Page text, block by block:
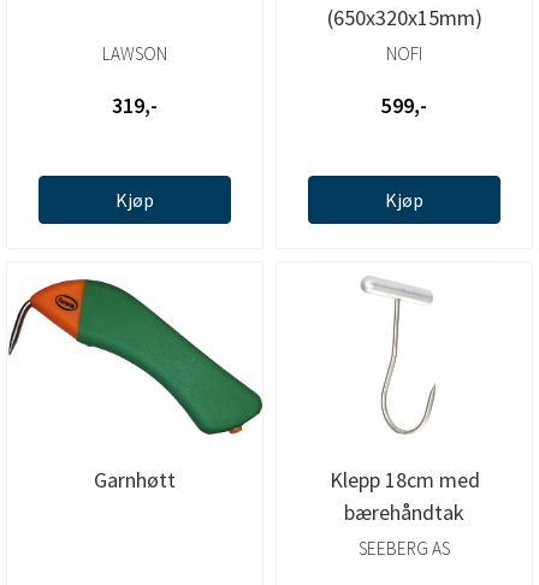
LAWSON
319,-
Kjøp
(650x320x15mm)
NOFI
599,-
Kjøp
Garnhøtt
Klepp 18cm med
bærehåndtak
SEEBERG AS